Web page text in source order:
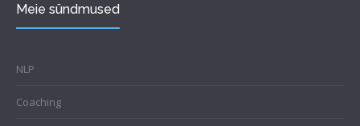
Meie sündmused
NLP
Coaching